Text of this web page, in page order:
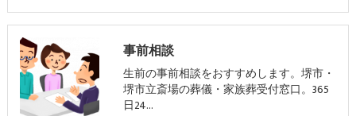
事前相談
生前の事前相談をおすすめします。堺市・
堺市立斎場の葬儀・家族葬受付窓口。365
日24…